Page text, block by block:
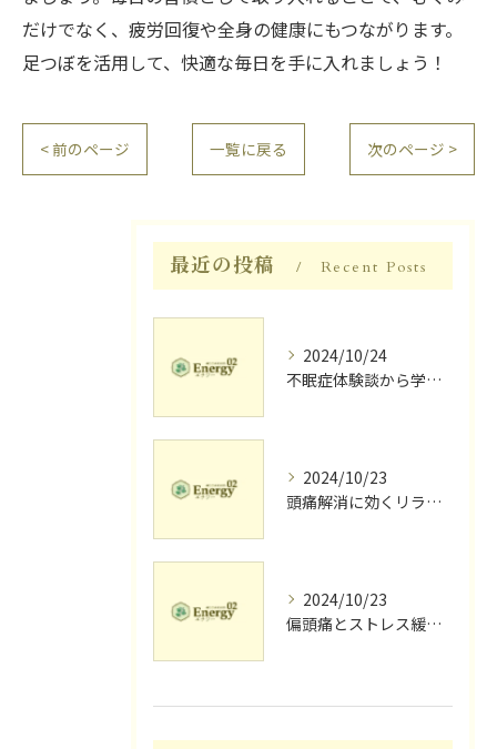
だけでなく、疲労回復や全身の健康にもつながります。
足つぼを活用して、快適な毎日を手に入れましょう！
< 前のページ 一覧に戻る 次のページ >
最近の投稿 Recent Posts
2024/10/24
不眠症体験談から学ぶ睡眠質向上法
2024/10/23
頭痛解消に効くリラク体験談
2024/10/23
偏頭痛とストレス緩和に効果的なリラクゼーション法